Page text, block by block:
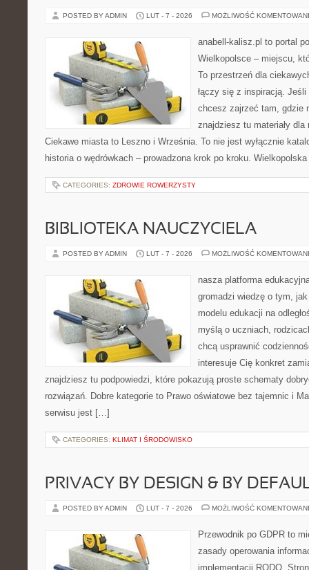
POSTED BY ADMIN LUT - 7 - 2026 MOŻLIWOŚĆ
anabell-kalisz.pl to portal
Wielkopolsce – miejscu,
To przestrzeń dla
łączy się z inspiracją.
chcesz zajrzeć tam, gdzie
znajdziesz tu materiały
Ciekawe miasta to Leszno i Września. To nie jest wyłącznie
historia o wędrówkach – prowadzona krok po kroku.
CATEGORIES: ZDROWIE ROWERZYSTY
BIBLIOTEKA NAUCZYCIELA
POSTED BY ADMIN LUT - 7 - 2026 MOŻLIWOŚĆ
nasza platforma
gromadzi wiedzę o tym,
modelu edukacji na
myślą o uczniach,
chcą usprawnić
interesuje Cię konkret
znajdziesz tu podpowiedzi, które pokazują proste schematy
rozwiązań. Dobre kategorie to Prawo oświatowe bez tajemnic i
serwisu jest […]
CATEGORIES: KLIMAT I ŚRODOWISKO
PRIVACY BY DESIGN & BY
POSTED BY ADMIN LUT - 7 - 2026 MOŻLIWOŚĆ
Przewodnik po GDPR to
zasady operowania
implementacji RODO.